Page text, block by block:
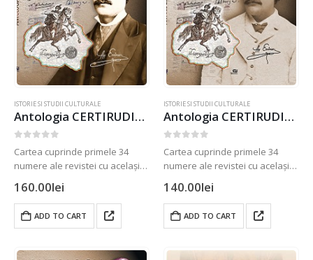
ISTORIE SI STUDII CULTURALE
Antologia CERTIRUDINEA vol.2
Cartea cuprinde primele 34
numere ale revistei cu același
românesc, identității și culturii
naționale , cunoscută cititorilor
pentru aplombul și constanța
160.00lei
ADD TO CART
ISTORIE SI STUDII CULTURALE
Antologia CERTIRUDINEA vol.3
Cartea cuprinde primele 34
numere ale revistei cu același
românesc, identității și culturii
naționale , cunoscută cititorilor
pentru aplombul și constanța
140.00lei
ADD TO CART